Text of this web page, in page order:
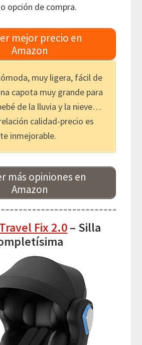
opción de compra.
mejor precio en
Amazon
muy ligera, fácil de
capota muy grande para
de la lluvia y la nieve…
calidad-precio es
inmejorable.
más opiniones en
Amazon
Fix 2.0– Silla